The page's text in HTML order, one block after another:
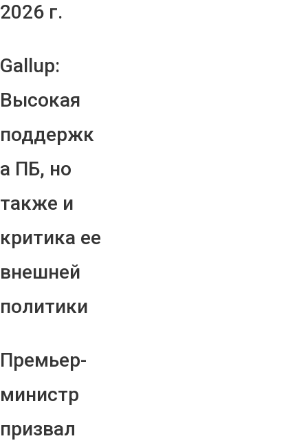
2026 г.
Gallup:
Высокая
поддержк
а ПБ, но
также и
критика ее
внешней
политики
Премьер-
министр
призвал